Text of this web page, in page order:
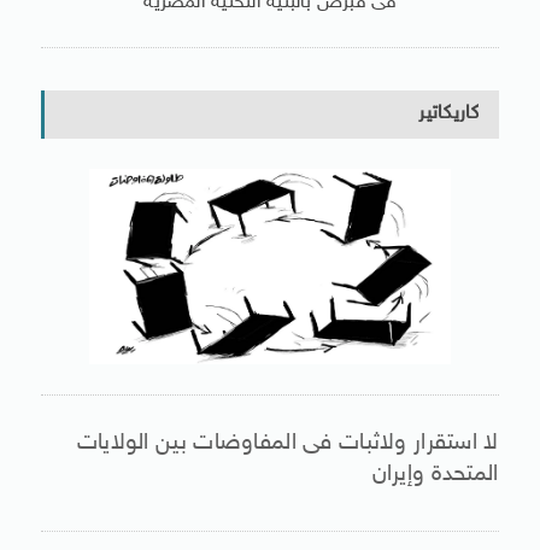
كاريكاتير
لا استقرار ولاثبات فى المفاوضات بين الولايات
المتحدة وإيران